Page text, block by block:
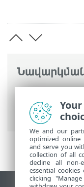
ESET առցանց
ESET VPN
փոփոխություն
We and our
optimized online
and serve you
collection of all
decline all non-
essential
clicking